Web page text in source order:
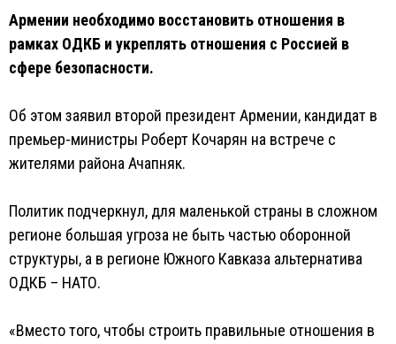
Армении необходимо восстановить отношения в
рамках ОДКБ и укреплять отношения с Россией в
сфере безопасности.
Об этом заявил второй президент Армении, кандидат в
премьер-министры Роберт Кочарян на встрече с
жителями района Ачапняк.
Политик подчеркнул, для маленькой страны в сложном
регионе большая угроза не быть частью оборонной
структуры, а в регионе Южного Кавказа альтернатива
ОДКБ – НАТО.
«Вместо того, чтобы строить правильные отношения в